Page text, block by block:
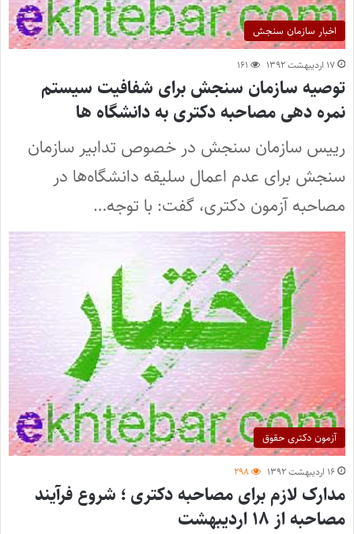
اخبار سازمان سنجش
۱۷ اردیبهشت ۱۳۹۲ ۱۶۱
توصیه سازمان سنجش برای شفافیت سیستم
نمره دهی مصاحبه دکتری به دانشگاه ها
رییس سازمان سنجش در خصوص تدابیر سازمان
سنجش برای عدم اعمال سلیقه‌ دانشگاه‌ها در
مصاحبه آزمون دکتری، گفت: با توجه…
آزمون دکتری حقوق
۱۶ اردیبهشت ۱۳۹۲ ۲۹۸
مدارک لازم برای مصاحبه دکتری ؛ شروع فرآیند
مصاحبه از ۱۸ اردیبهشت